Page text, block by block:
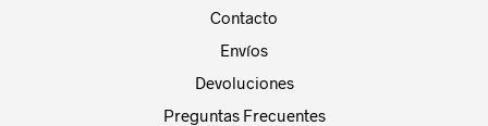
Contacto
Envíos
Devoluciones
Preguntas Frecuentes